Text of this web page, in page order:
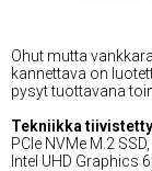
Ohut mutta
kannettava on
pysyt tuottavana
Tekniikka
PCIe NVMe M.2
Intel UHD Graphics